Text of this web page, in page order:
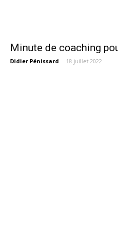
Minute de coaching
Didier Pénissard - 18 juillet 2022